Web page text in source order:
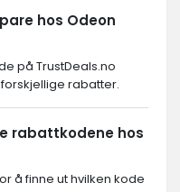
hos Odeon
på TrustDeals.no
rabatter.
rabattkodene hos
å finne ut hvilken kode